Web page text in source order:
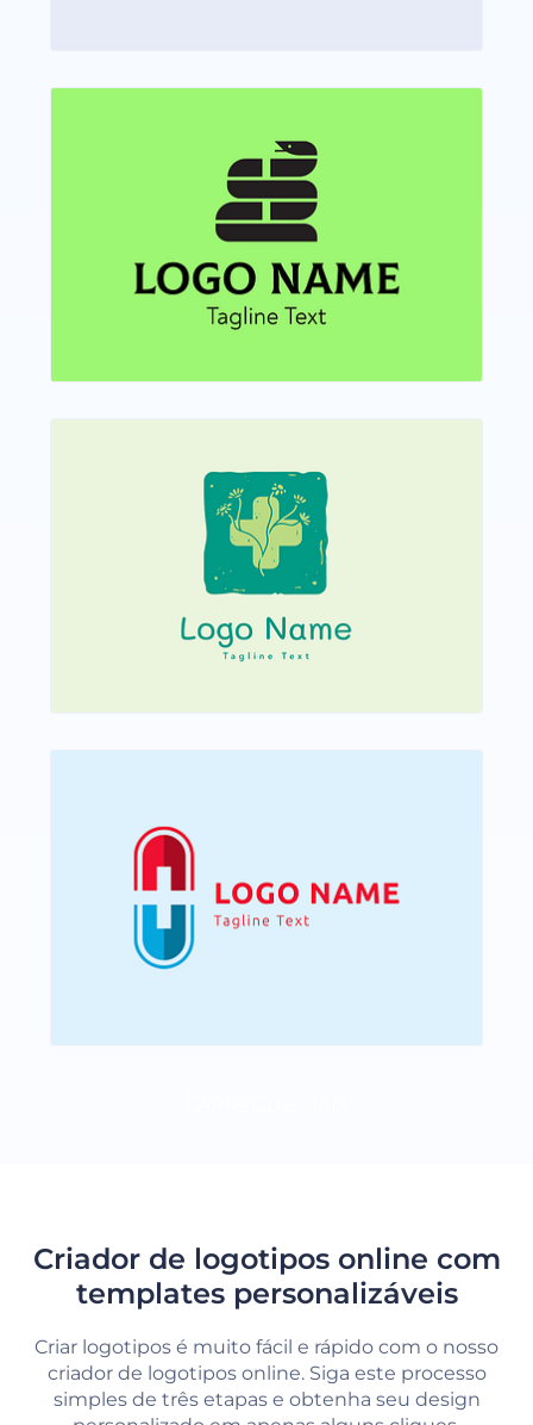
Criador de logotipos online com
templates personalizáveis
Criar logotipos é muito fácil e rápido com o nosso
criador de logotipos online. Siga este processo
simples de três etapas e obtenha seu design